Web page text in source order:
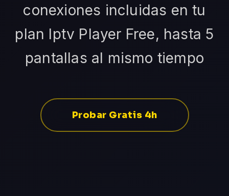
conexiones incluidas en tu
plan Iptv Player Free, hasta 5
pantallas al mismo tiempo
Probar Gratis 4h